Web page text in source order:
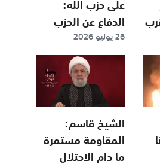
على حزب الله:
الدفاع عن الحزب
“سياسة استراتيجية
ثابتة” للجمهورية
الإسلامية
26 يوليو 2026
الشيخ قاسم:
المقاومة مستمرة
ما دام الاحتلال